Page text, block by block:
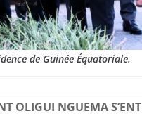
de Guinée Équatoriale.
OLIGUI NGUEMA S’ENT